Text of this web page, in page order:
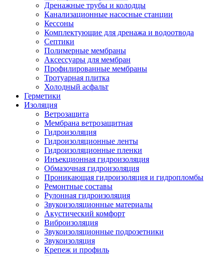
Дренажные трубы и колодцы
Канализационные насосные станции
Кессоны
Комплектующие для дренажа и водоотвода
Септики
Полимерные мембраны
Аксессуары для мембран
Профилированные мембраны
Тротуарная плитка
Холодный асфальт
Герметики
Изоляция
Ветрозащита
Мембрана ветрозащитная
Гидроизоляция
Гидроизоляционные ленты
Гидроизоляционные пленки
Инъекционная гидроизоляция
Обмазочная гидроизоляция
Проникающая гидроизоляция и гидропломбы
Ремонтные составы
Рулонная гидроизоляция
Звукоизоляционные материалы
Акустический комфорт
Виброизоляция
Звукоизоляционные подрозетники
Звукоизоляция
Крепеж и профиль